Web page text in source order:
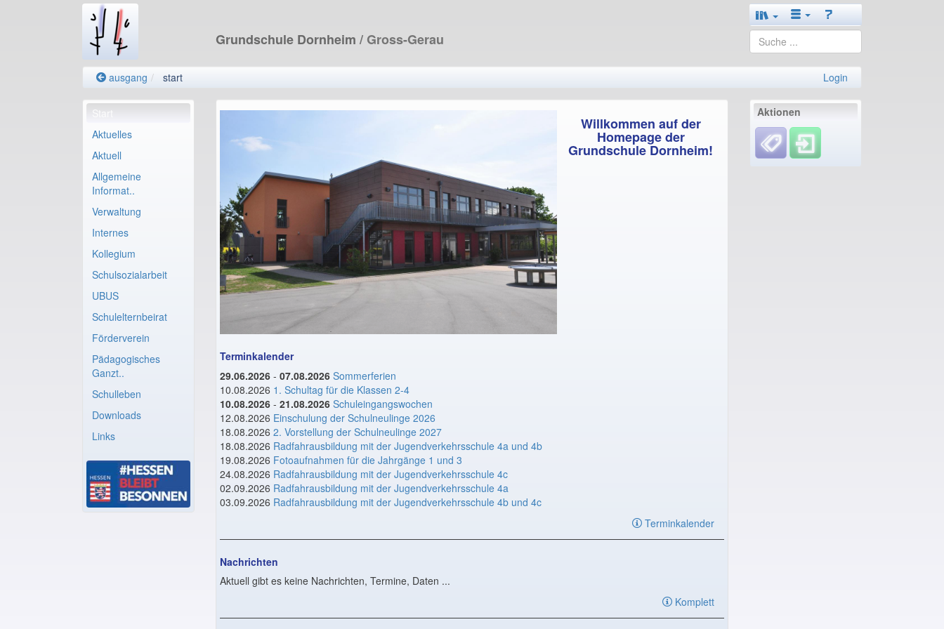
Grundschule Dornheim / Gross-Gerau
ausgang start Login
Start
Aktuelles
Aktuell
Allgemeine
Informat..
Verwaltung
Internes
Kollegium
Schulsozialarbeit
UBUS
Schulelternbeirat
Förderverein
Pädagogisches
Ganzt..
Schulleben
Downloads
Links
Willkommen auf der
Homepage der
Grundschule Dornheim!
Terminkalender
29.06.2026 - 07.08.2026 Sommerferien
10.08.2026 1. Schultag für die Klassen 2-4
10.08.2026 - 21.08.2026 Schuleingangswochen
12.08.2026 Einschulung der Schulneulinge 2026
18.08.2026 2. Vorstellung der Schulneulinge 2027
18.08.2026 Radfahrausbildung mit der Jugendverkehrsschule 4a und 4b
19.08.2026 Fotoaufnahmen für die Jahrgänge 1 und 3
24.08.2026 Radfahrausbildung mit der Jugendverkehrsschule 4c
02.09.2026 Radfahrausbildung mit der Jugendverkehrsschule 4a
03.09.2026 Radfahrausbildung mit der Jugendverkehrsschule 4b und 4c
Terminkalender
Nachrichten
Aktuell gibt es keine Nachrichten, Termine, Daten ...
Komplett
Aktionen